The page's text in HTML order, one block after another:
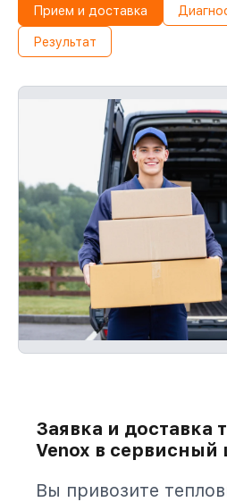
Прием и доставка
Результат
Заявка и доставка
Venox в сервисный
Вы привозите